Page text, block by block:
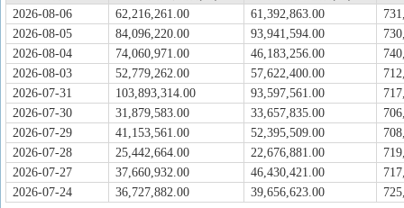
2026-08-06
62,216,261.00 61,392,863.00
2026-08-05
84,096,220.00 93,941,594.00
2026-08-04
74,060,971.00 46,183,256.00
2026-08-03
52,779,262.00 57,622,400.00
2026-07-31
103,893,314.00 93,597,561.00
2026-07-30
31,879,583.00 33,657,835.00
2026-07-29
41,153,561.00 52,395,509.00
2026-07-28
25,442,664.00 22,676,881.00
2026-07-27
37,660,932.00 46,430,421.00
2026-07-24
36,727,882.00 39,656,623.00